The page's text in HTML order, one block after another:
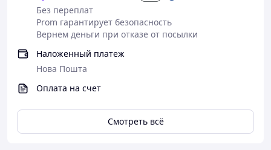
Без переплат
Prom гарантирует безопасность
Вернем деньги при отказе от посылки
Наложенный платеж
Нова Пошта
Оплата на счет
Смотреть всё